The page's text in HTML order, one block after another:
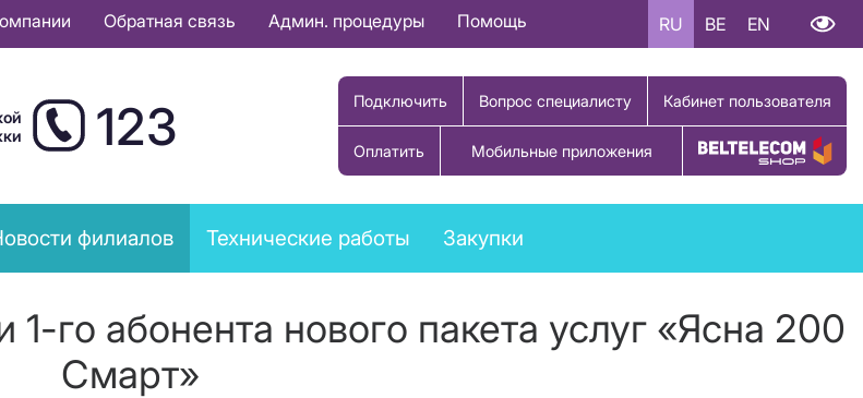
Обратная связь Админ. процедуры Помощь RU BE EN
123 Подключить Вопрос специалисту Кабинет пользователя
Оплатить Мобильные приложения Купить товар
филиалов Технические работы Закупки
го абонента нового пакета услуг «Ясна 200
Смарт»